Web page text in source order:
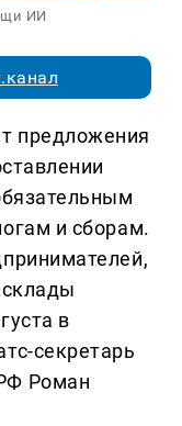
ИИ
предложения
и сборам.
в
секретарь
Роман